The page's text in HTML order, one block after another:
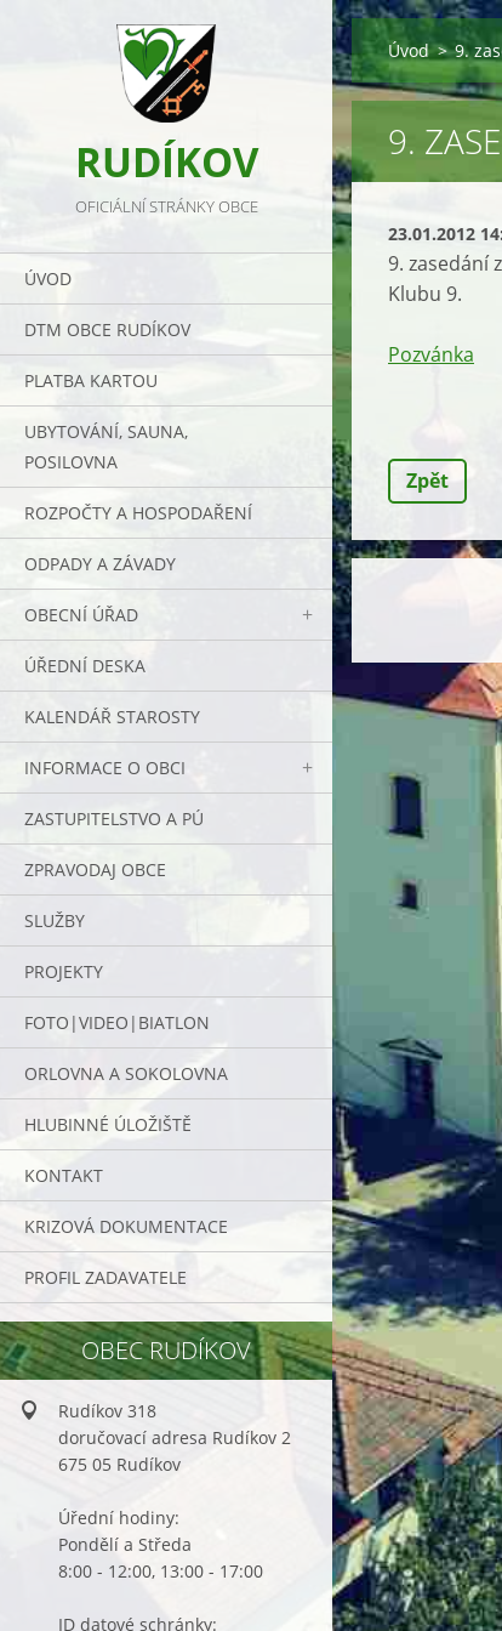
RUDÍKOV
OFICIÁLNÍ STRÁNKY OBCE
ÚVOD
DTM OBCE RUDÍKOV
PLATBA KARTOU
UBYTOVÁNÍ, SAUNA,
POSILOVNA
ROZPOČTY A HOSPODAŘENÍ
ODPADY A ZÁVADY
OBECNÍ ÚŘAD
ÚŘEDNÍ DESKA
KALENDÁŘ STAROSTY
INFORMACE O OBCI
ZASTUPITELSTVO A PÚ
ZPRAVODAJ OBCE
SLUŽBY
PROJEKTY
FOTO|VIDEO|BIATLON
ORLOVNA A SOKOLOVNA
HLUBINNÉ ÚLOŽIŠTĚ
KONTAKT
KRIZOVÁ DOKUMENTACE
PROFIL ZADAVATELE
OBEC RUDÍKOV
Rudíkov 318
doručovací adresa Rudíkov 2
675 05 Rudíkov
Úřední hodiny:
Pondělí a Středa
8:00 - 12:00, 13:00 - 17:00
ID datové schránky:
Úvod > 9.
9.
23.01.2012
9. zasedání
Klubu 9.
Pozvánka
Zpět